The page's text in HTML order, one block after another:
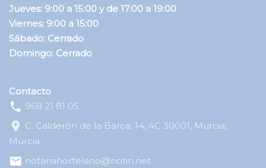
Jueves: 9:00 a 15:00 y de 17:00 a 19:00
Viernes: 9:00 a 15:00
Sábado: Cerrado
Domingo: Cerrado
Contacto
968 21 81 05
C. Calderón de la Barca, 14, 4C 30001, Murcia,
Murcia
notariahortelano@notin.net